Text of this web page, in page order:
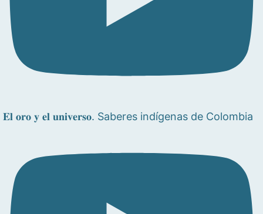
𝐄𝐥 𝐨𝐫𝐨 𝐲 𝐞𝐥 𝐮𝐧𝐢𝐯𝐞𝐫𝐬𝐨. Saberes indígenas de Colombia